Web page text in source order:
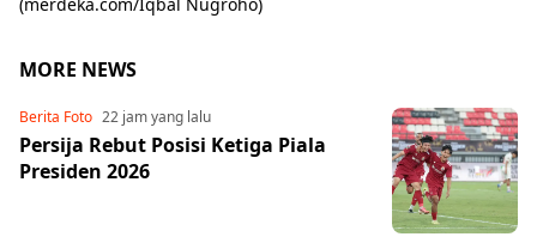
MORE NEWS
Berita Foto 22 jam yang lalu
Persija Rebut Posisi Ketiga Piala
Presiden 2026
Share to others
Pinterest